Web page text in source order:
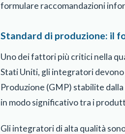
formulare raccomandazioni
Standard di produzione: il
Uno dei fattori più critici nella
Stati Uniti, gli integratori
Produzione (GMP) stabilite
in modo significativo tra i
Gli integratori di alta qualità